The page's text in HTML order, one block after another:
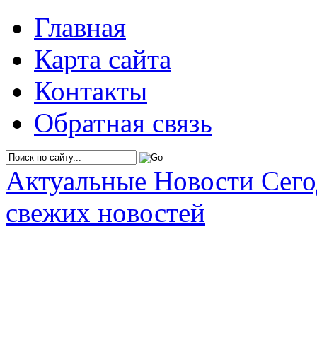
Главная
Карта сайта
Контакты
Обратная связь
Актуальные Новости
свежих новостей